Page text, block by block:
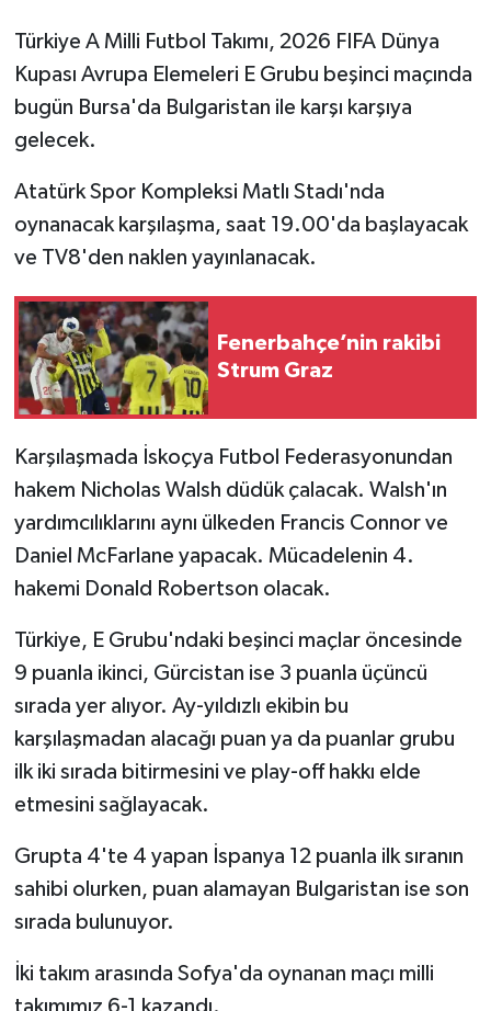
Türkiye A Milli Futbol Takımı, 2026 FIFA Dünya
Kupası Avrupa Elemeleri E Grubu beşinci maçında
bugün Bursa'da Bulgaristan ile karşı karşıya
gelecek.
Atatürk Spor Kompleksi Matlı Stadı'nda
oynanacak karşılaşma, saat 19.00'da başlayacak
ve TV8'den naklen yayınlanacak.
Fenerbahçe’nin rakibi
Strum Graz
Karşılaşmada İskoçya Futbol Federasyonundan
hakem Nicholas Walsh düdük çalacak. Walsh'ın
yardımcılıklarını aynı ülkeden Francis Connor ve
Daniel McFarlane yapacak. Mücadelenin 4.
hakemi Donald Robertson olacak.
Türkiye, E Grubu'ndaki beşinci maçlar öncesinde
9 puanla ikinci, Gürcistan ise 3 puanla üçüncü
sırada yer alıyor. Ay-yıldızlı ekibin bu
karşılaşmadan alacağı puan ya da puanlar grubu
ilk iki sırada bitirmesini ve play-off hakkı elde
etmesini sağlayacak.
Grupta 4'te 4 yapan İspanya 12 puanla ilk sıranın
sahibi olurken, puan alamayan Bulgaristan ise son
sırada bulunuyor.
İki takım arasında Sofya'da oynanan maçı milli